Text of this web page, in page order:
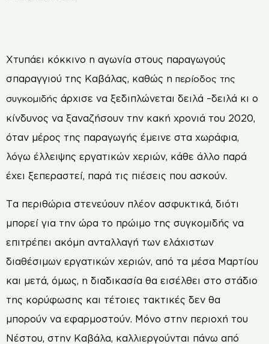
Χτυπάει κόκκινο η αγωνία στους παραγωγούς
σπαραγγιού της Καβάλας, καθώς η περίοδος της
συγκομιδής άρχισε να ξεδιπλώνεται δειλά –δειλά κι ο
κίνδυνος να ξαναζήσουν την κακή χρονιά του 2020,
όταν μέρος της παραγωγής έμεινε στα χωράφια,
λόγω έλλειψης εργατικών χεριών, κάθε άλλο παρά
έχει ξεπεραστεί, παρά τις πιέσεις που ασκούν.
Τα περιθώρια στενεύουν πλέον ασφυκτικά, διότι
µπορεί για την ώρα το πρώιµο της συγκομιδής να
επιτρέπει ακόµη ανταλλαγή των ελάχιστων
διαθέσιµων εργατικών χεριών, από τα µέσα Μαρτίου
και µετά, όμως, η διαδικασία θα εισέλθει στο στάδιο
της κορύφωσης και τέτοιες τακτικές δεν θα
µπορούν να εφαρµοστούν. Μόνο στην περιοχή του
Νέστου, στην Καβάλα, καλλιεργούνται πάνω από